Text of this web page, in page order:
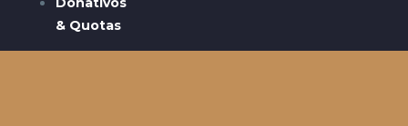
& Quotas